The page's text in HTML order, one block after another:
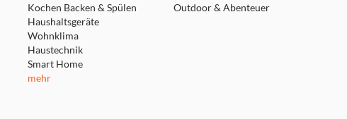
Kochen Backen & Spülen
Haushaltsgeräte
Wohnklima
Haustechnik
Smart Home
mehr
Outdoor & Abenteuer